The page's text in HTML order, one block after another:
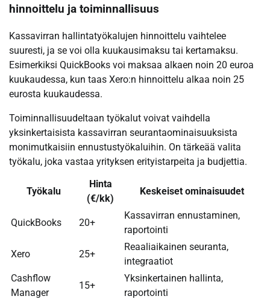
hinnoittelu ja toiminnallisuus
Kassavirran hallintatyökalujen hinnoittelu vaihtelee
suuresti, ja se voi olla kuukausimaksu tai kertamaksu.
Esimerkiksi QuickBooks voi maksaa alkaen noin 20 euroa
kuukaudessa, kun taas Xero:n hinnoittelu alkaa noin 25
eurosta kuukaudessa.
Toiminnallisuudeltaan työkalut voivat vaihdella
yksinkertaisista kassavirran seurantaominaisuuksista
monimutkaisiin ennustustyökaluihin. On tärkeää valita
työkalu, joka vastaa yrityksen erityistarpeita ja budjettia.
Työkalu
Hinta
(€/kk)
Keskeiset ominaisuudet
QuickBooks 20+
Kassavirran ennustaminen,
raportointi
Xero 25+
Reaaliaikainen seuranta,
integraatiot
Cashflow
Manager
15+
Yksinkertainen hallinta,
raportointi